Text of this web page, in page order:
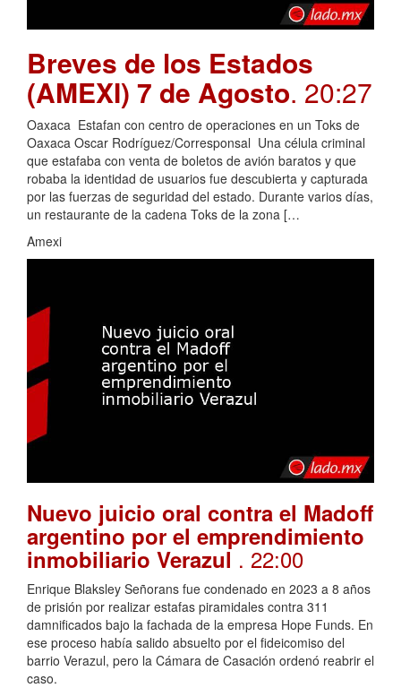
Breves de los Estados
(AMEXI) 7 de Agosto. 20:27
Oaxaca Estafan con centro de operaciones en un Toks de
Oaxaca Oscar Rodríguez/Corresponsal Una célula criminal
que estafaba con venta de boletos de avión baratos y que
robaba la identidad de usuarios fue descubierta y capturada
por las fuerzas de seguridad del estado. Durante varios días,
un restaurante de la cadena Toks de la zona […
Amexi
Nuevo juicio oral contra el Madoff
argentino por el emprendimiento
inmobiliario Verazul . 22:00
Enrique Blaksley Señorans fue condenado en 2023 a 8 años
de prisión por realizar estafas piramidales contra 311
damnificados bajo la fachada de la empresa Hope Funds. En
ese proceso había salido absuelto por el fideicomiso del
barrio Verazul, pero la Cámara de Casación ordenó reabrir el
caso.